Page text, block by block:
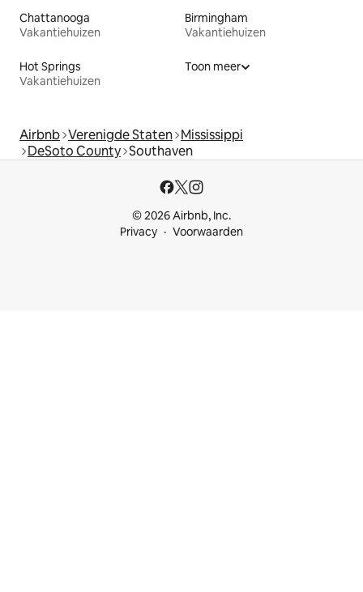
Chattanooga
Vakantiehuizen
Birmingham
Vakantiehuizen
Hot Springs
Vakantiehuizen
Toon meer
Airbnb Verenigde Staten Mississippi
DeSoto County Southaven
© 2026 Airbnb, Inc.
Privacy
Voorwaarden